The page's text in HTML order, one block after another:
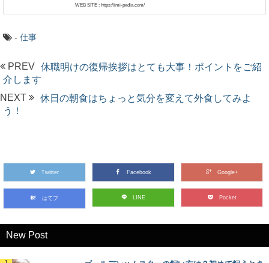
WEB SITE : https://imi-pedia.com/
- 仕事
PREV 休職明けの復帰挨拶はとても大事！ポイントをご紹
介します
NEXT
休日の朝食はちょっと気分を変えて外食してみよ
う！
Twitter Facebook Google+
はてブ LINE Pocket
New Post